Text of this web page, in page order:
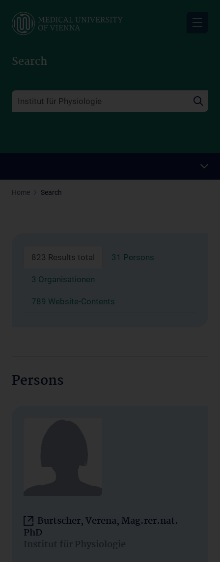
main
Search
Home Search
823 Results total 31 Persons
3 Organisationen
789 Website-Contents
Persons
Burtscher, Verena, Mag.rer.nat.
PhD
Institut für Physiologie